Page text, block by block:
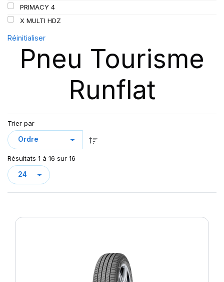
PRIMACY 4
X MULTI HDZ
Réinitialiser
Pneu Tourisme
Runflat
Trier par
Résultats 1 à 16 sur 16